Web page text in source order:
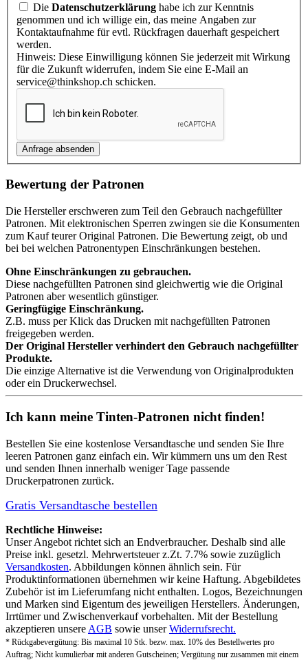
Die Datenschutzerklärung habe ich zur Kenntnis
genommen und ich willige ein, das meine Angaben zur
Kontaktaufnahme für evtl. Rückfragen dauerhaft gespeichert
werden.
Hinweis: Diese Einwilligung können Sie jederzeit mit Wirkung
für die Zukunft widerrufen, indem Sie eine E-Mail an
service@thinkshop.ch schicken.
Bewertung der Patronen
Die Hersteller erschweren zum Teil den Gebrauch nachgefüllter
Patronen. Mit elektronischen Sperren zwingen sie die Konsumenten
zum Kauf teurer Original Patronen. Die Bewertung zeigt, ob und
bei bei welchen Patronentypen Einschränkungen bestehen.
Ohne Einschränkungen zu gebrauchen.
Diese nachgefüllten Patronen sind gleichwertig wie die Original
Patronen aber wesentlich günstiger.
Geringfügige Einschränkung.
Z.B. muss per Klick das Drucken mit nachgefüllten Patronen
freigegeben werden.
Der Original Hersteller verhindert den Gebrauch nachgefüllter
Produkte.
Die einzige Alternative ist die Verwendung von Originalprodukten
oder ein Druckerwechsel.
Ich kann meine Tinten-Patronen nicht finden!
Bestellen Sie eine kostenlose Versandtasche und senden Sie Ihre
leeren Patronen ganz einfach ein. Wir kümmern uns um den Rest
und senden Ihnen innerhalb weniger Tage passende
Druckerpatronen zurück.
Gratis Versandtasche bestellen
Rechtliche Hinweise:
Unser Angebot richtet sich an Endverbraucher. Deshalb sind alle
Preise inkl. gesetzl. Mehrwertsteuer z.Zt. 7.7% sowie zuzüglich
Versandkosten. Abbildungen können ähnlich sein. Für
Produktinformationen übernehmen wir keine Haftung. Abgebildetes
Zubehör ist im Lieferumfang nicht enthalten. Logos, Bezeichnungen
und Marken sind Eigentum des jeweiligen Herstellers. Änderungen,
Irrtümer und Zwischenverkauf vorbehalten. Mit der Bestellung
akzeptieren unsere AGB sowie unserWiderrufsrecht.
* Rückgabevergütung: Bis maximal 10 Stk. bezw. max. 10% des Bestellwertes pro
Auftrag; Nicht kumulierbar mit anderen Gutscheinen; Vergütung nur zusammen mit einem